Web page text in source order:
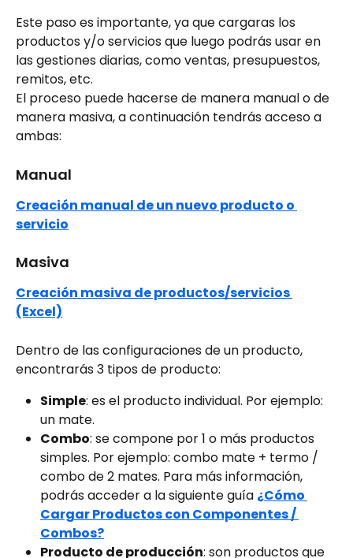
Este paso es importante, ya que cargaras los
productos y/o servicios que luego podrás usar en
las gestiones diarias, como ventas, presupuestos,
remitos, etc.
El proceso puede hacerse de manera manual o de
manera masiva, a continuación tendrás acceso a
ambas:
Manual
Creación manual de un nuevo producto o
servicio
Masiva
Creación masiva de productos/servicios
(Excel)
Dentro de las configuraciones de un producto,
encontrarás 3 tipos de producto:
Simple: es el producto individual. Por ejemplo:
un mate.
Combo: se compone por 1 o más productos
simples. Por ejemplo: combo mate + termo /
combo de 2 mates. Para más información,
podrás acceder a la siguiente guía ¿Cómo
Cargar Productos con Componentes /
Combos?
Producto de producción: son productos que